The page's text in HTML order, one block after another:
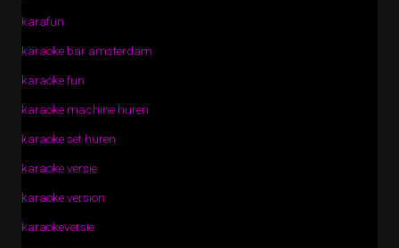
karafun
karaoke bar amsterdam
karaoke fun
karaoke machine huren
karaoke set huren
karaoke versie
karaoke version
karaokeversie